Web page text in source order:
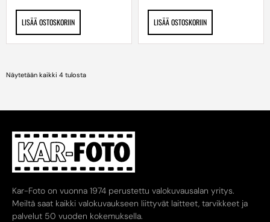
LISÄÄ OSTOSKORIIN LISÄÄ OSTOSKORIIN
Näytetään kaikki 4 tulosta
Kar-Foto on vuonna 1974 perustettu valokuvausalan yritys.
Meiltä saat kaikki valokuvaukseen liittyvät laitteet, tarvikkeet ja
palvelut 50 vuoden kokemuksella.